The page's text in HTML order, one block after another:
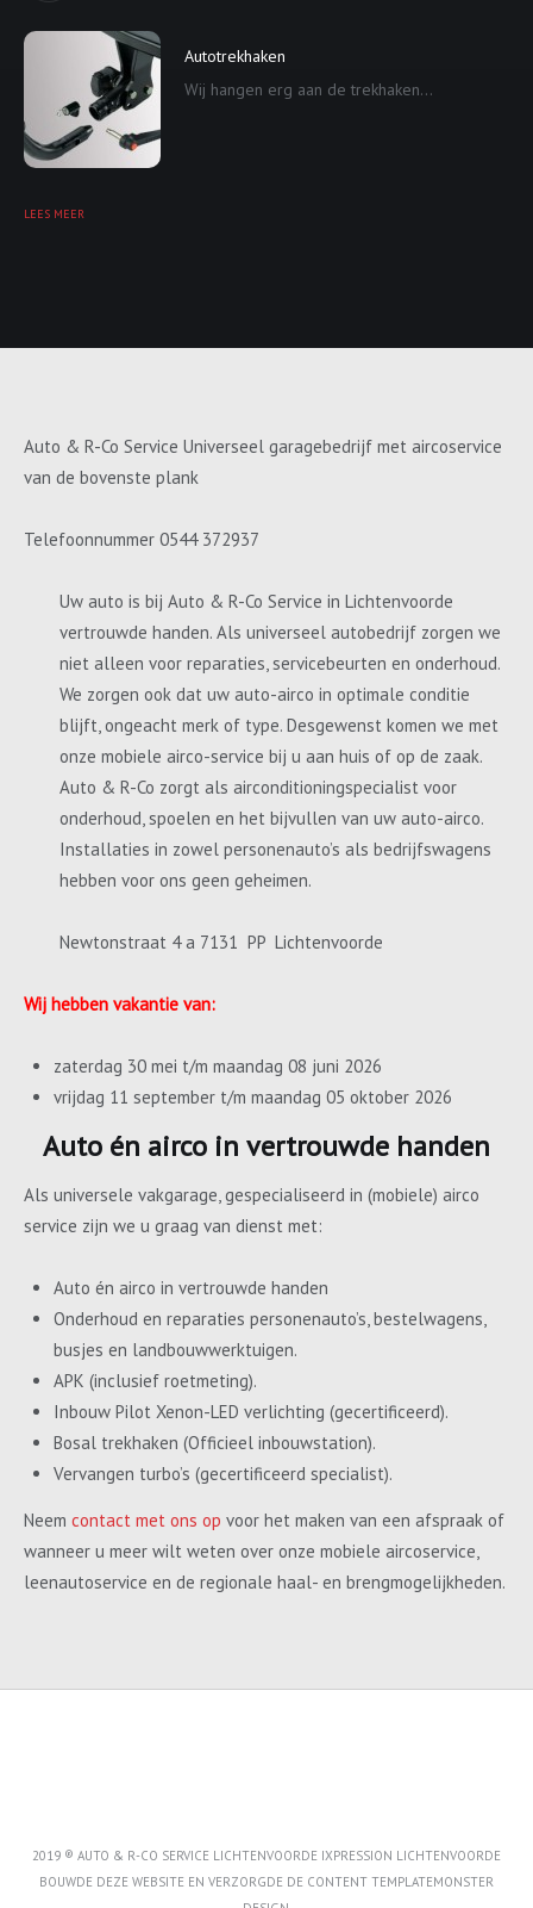
Autotrekhaken
Wij hangen erg aan de trekhaken...
LEES MEER
Auto & R-Co Service Universeel garagebedrijf met aircoservice
van de bovenste plank
Telefoonnummer 0544 372937
Uw auto is bij Auto & R-Co Service in Lichtenvoorde
vertrouwde handen. Als universeel autobedrijf zorgen we
niet alleen voor reparaties, servicebeurten en onderhoud.
We zorgen ook dat uw auto-airco in optimale conditie
blijft, ongeacht merk of type. Desgewenst komen we met
onze mobiele airco-service bij u aan huis of op de zaak.
Auto & R-Co zorgt als airconditioningspecialist voor
onderhoud, spoelen en het bijvullen van uw auto-airco.
Installaties in zowel personenauto’s als bedrijfswagens
hebben voor ons geen geheimen.
Newtonstraat 4 a 7131 PP Lichtenvoorde
Wij hebben vakantie van:
zaterdag 30 mei t/m maandag 08 juni 2026
vrijdag 11 september t/m maandag 05 oktober 2026
Auto én airco in vertrouwde handen
Als universele vakgarage, gespecialiseerd in (mobiele) airco
service zijn we u graag van dienst met:
Auto én airco in vertrouwde handen
Onderhoud en reparaties personenauto’s, bestelwagens,
busjes en landbouwwerktuigen.
APK (inclusief roetmeting).
Inbouw Pilot Xenon-LED verlichting (gecertificeerd).
Bosal trekhaken (Officieel inbouwstation).
Vervangen turbo’s (gecertificeerd specialist).
Neem contact met ons op voor het maken van een afspraak of
wanneer u meer wilt weten over onze mobiele aircoservice,
leenautoservice en de regionale haal- en brengmogelijkheden.
2019 ® AUTO & R-CO SERVICE LICHTENVOORDE IXPRESSION LICHTENVOORDE
BOUWDE DEZE WEBSITE EN VERZORGDE DE CONTENT TEMPLATEMONSTER